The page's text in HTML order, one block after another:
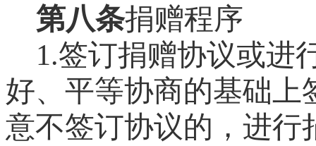
第八条捐赠程序
1.签订捐赠协议或进
好、平等协商的基础上
意不签订协议的，进行